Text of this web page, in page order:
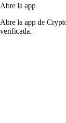
Abre la app
Abre la app de
verificada.